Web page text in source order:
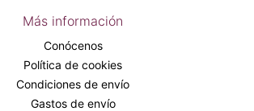
Más información
Conócenos
Política de cookies
Condiciones de envío
Gastos de envío